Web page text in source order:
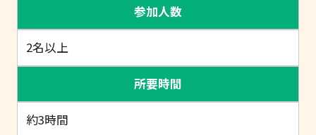
参加人数
2名以上
所要時間
約3時間